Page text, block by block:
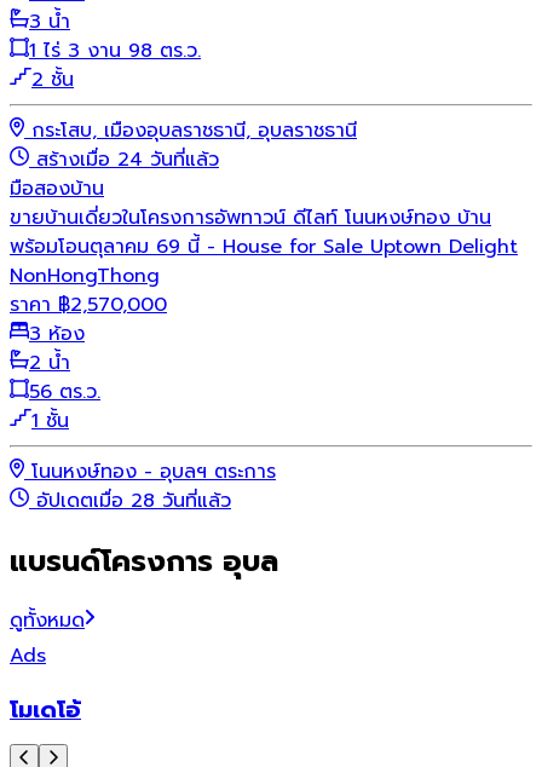
3 น้ำ
1 ไร่ 3 งาน 98 ตร.ว.
2 ชั้น
กระโสบ, เมืองอุบลราชธานี, อุบลราชธานี
สร้างเมื่อ 24 วันที่แล้ว
มือสองบ้าน
ขายบ้านเดี่ยวในโครงการอัพทาวน์ ดีไลท์ โนนหงษ์ทอง บ้าน
พร้อมโอนตุลาคม 69 นี้ - House for Sale Uptown Delight
NonHongThong
ราคา ฿2,570,000
3 ห้อง
2 น้ำ
56 ตร.ว.
1 ชั้น
โนนหงษ์ทอง - อุบลฯ ตระการ
อัปเดตเมื่อ 28 วันที่แล้ว
แบรนด์โครงการ อุบล
ดูทั้งหมด
Ads
โมเดโอ้